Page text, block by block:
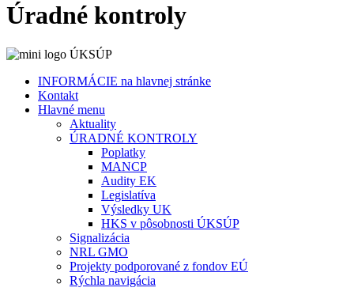
Úradné kontroly
INFORMÁCIE na hlavnej stránke
Kontakt
Hlavné menu
Aktuality
ÚRADNÉ KONTROLY
Poplatky
MANCP
Audity EK
Legislatíva
Výsledky UK
HKS v pôsobnosti ÚKSÚP
Signalizácia
NRL GMO
Projekty podporované z fondov EÚ
Rýchla navigácia